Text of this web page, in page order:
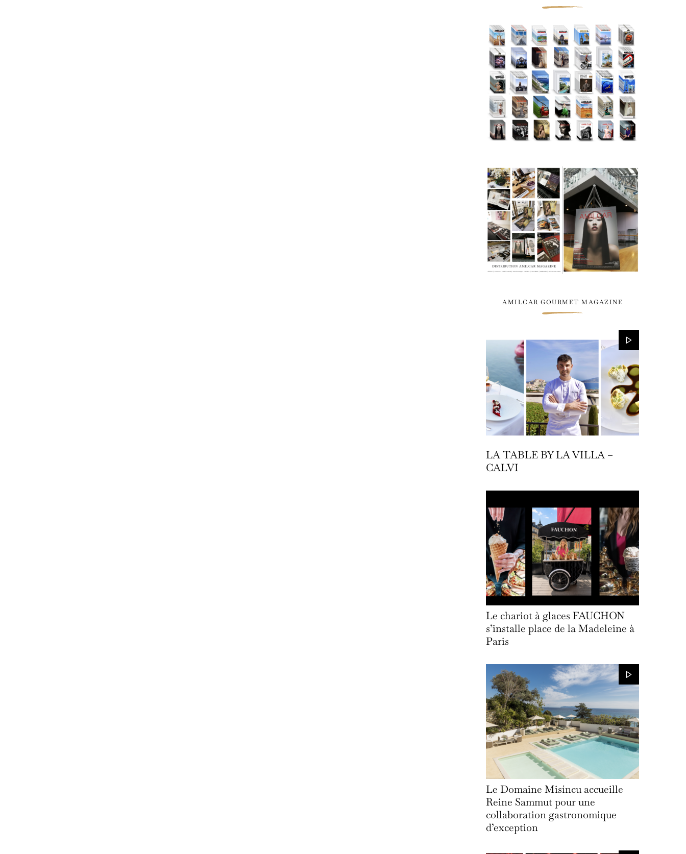
AMILCAR GOURMET MAGAZINE
LA TABLE BY LA VILLA –
CALVI
Le chariot à glaces FAUCHON
s’installe place de la Madeleine à
Paris
Le Domaine Misíncu accueille
Reine Sammut pour une
collaboration gastronomique
d’exception